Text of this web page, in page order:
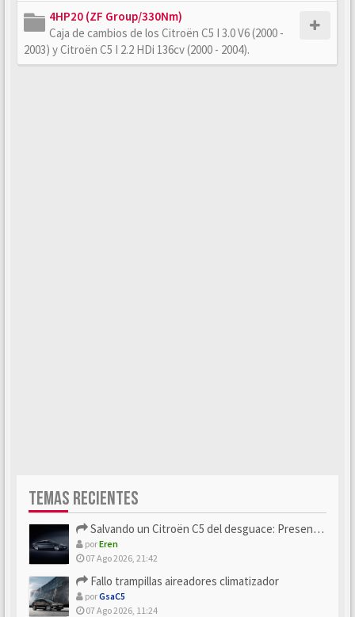
4HP20 (ZF Group/330Nm)
Caja de cambios de los Citroën C5 I 3.0 V6 (2000 -
2003) y Citroën C5 I 2.2 HDi 136cv (2000 - 2004).
TEMAS RECIENTES
Salvando un Citroën C5 del desguace: Presentación y seguimiento
porEren
07 Ago 2026, 21:42
Fallo trampillas aireadores climatizador
porGsaC5
07 Ago 2026, 11:24